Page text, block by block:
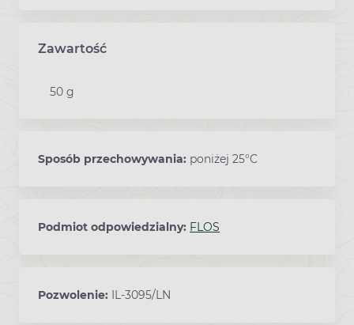
Zawartość
50 g
Sposób przechowywania: poniżej 25°C
Podmiot odpowiedzialny: FLOS
Pozwolenie: IL-3095/LN